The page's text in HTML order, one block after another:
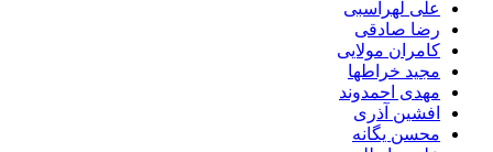
علی لهراسبی
رضا صادقی
کامران مولایی
مجید خراطها
مهدی احمدوند
افشین آذری
محسن یگانه